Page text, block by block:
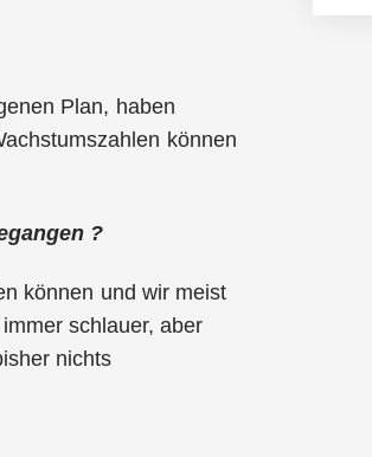
Plan, haben
können
?
können und wir meist
schlauer, aber
nichts